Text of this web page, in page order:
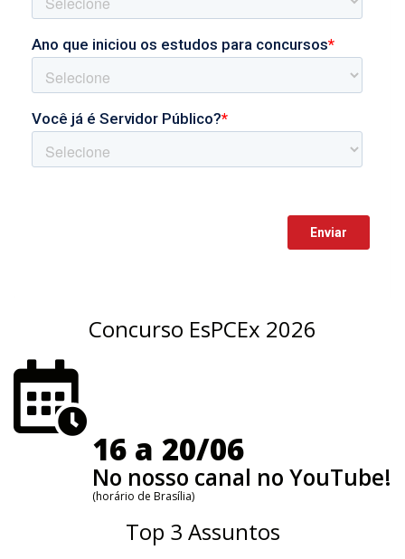
Concurso EsPCEx 2026
16 a 20/06
No nosso canal no YouTube!
(horário de Brasília)
Top 3 Assuntos